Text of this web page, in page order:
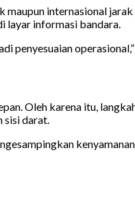
internasional jarak
layar informasi bandara.
penyesuaian operasional,”
Oleh karena itu,
sisi darat.